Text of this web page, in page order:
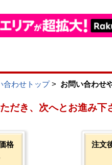
合わせトップ> お問い合わせ
だき、次へとお進み下
格
注文